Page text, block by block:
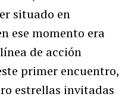
situado en
ese momento era
de acción
primer encuentro,
estrellas invitadas